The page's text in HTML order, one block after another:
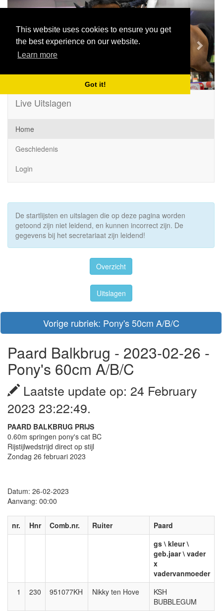
This website uses cookies to ensure you get
the best experience on our website.
Learn more
Got it!
Previous Next
Live Uitslagen
Home
Geschiedenis
Login
De startlijsten en uitslagen die op deze pagina worden
getoond zijn niet leidend, en kunnen incorrect zijn. De
gegevens bij het secretariaat zijn leidend!
Overzicht
Uitslagen
Vorige rubriek: Pony's 50cm A/B/C
Paard Balkbrug - 2023-02-26 -
Pony's 60cm A/B/C
Laatste update op: 24 February
2023 23:22:49.
PAARD BALKBRUG PRIJS
0.60m springen pony's cat BC
Rijstijlwedstrijd direct op stijl
Zondag 26 februari 2023
Datum: 26-02-2023
Aanvang: 00:00
nr. Hnr Comb.nr. Ruiter
Paard
gs \ kleur \
geb.jaar \ vader
x
vadervanmoeder
1
230 951077KH Nikky ten Hove
KSH
BUBBLEGUM